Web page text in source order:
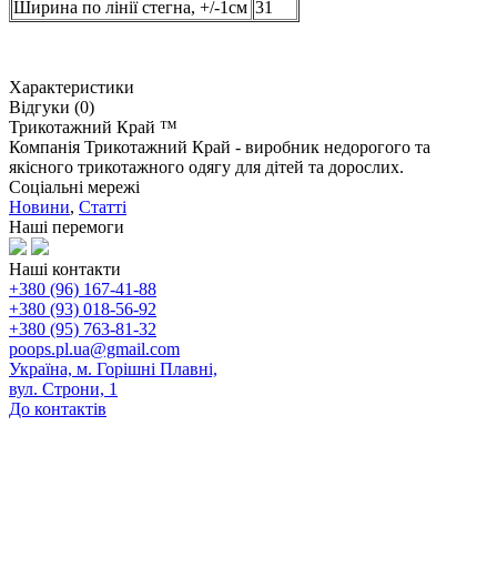
Ширина по лінії стегна, +/-1см 31
Характеристики
Відгуки (0)
Трикотажний Край ™
Компанія Трикотажний Край - виробник недорогого та
якісного трикотажного одягу для дітей та дорослих.
Соціальні мережі
Новини, Статті
Наші перемоги
Наші контакти
+380 (96) 167-41-88
+380 (93) 018-56-92
+380 (95) 763-81-32
poops.pl.ua@gmail.com
Україна, м. Горішні Плавні,
вул. Строни, 1
До контактів